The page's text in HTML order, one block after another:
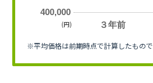
３年前
400,000
(円)
※平均価格は前期時点で計算したもので